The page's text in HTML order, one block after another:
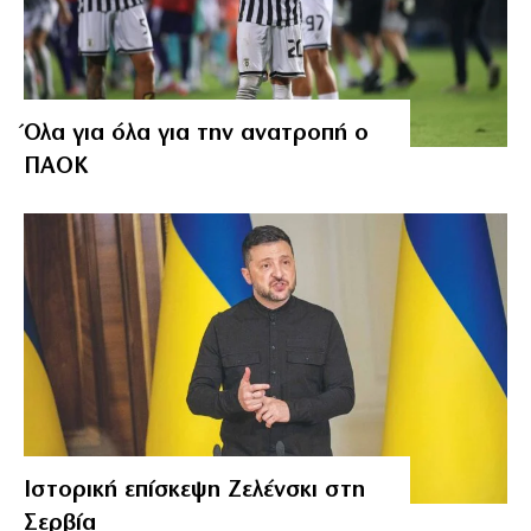
Όλα για όλα για την ανατροπή ο
ΠΑΟΚ
Ιστορική επίσκεψη Ζελένσκι στη
Σερβία